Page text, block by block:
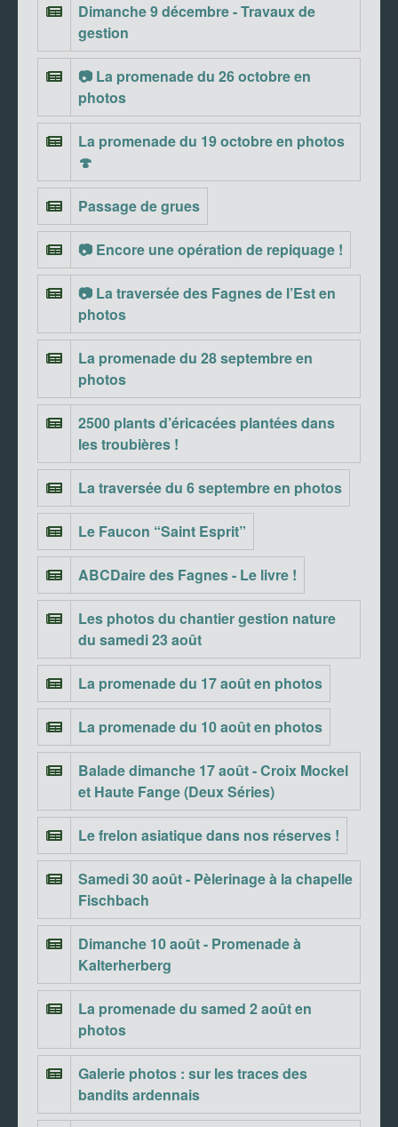
Dimanche 9 décembre - Travaux de
gestion
📷 La promenade du 26 octobre en
photos
La promenade du 19 octobre en photos
🍄
Passage de grues
📷 Encore une opération de repiquage !
📷 La traversée des Fagnes de l’Est en
photos
La promenade du 28 septembre en
photos
2500 plants d’éricacées plantées dans
les troubières !
La traversée du 6 septembre en photos
Le Faucon “Saint Esprit”
ABCDaire des Fagnes - Le livre !
Les photos du chantier gestion nature
du samedi 23 août
La promenade du 17 août en photos
La promenade du 10 août en photos
Balade dimanche 17 août - Croix Mockel
et Haute Fange (Deux Séries)
Le frelon asiatique dans nos réserves !
Samedi 30 août - Pèlerinage à la chapelle
Fischbach
Dimanche 10 août - Promenade à
Kalterherberg
La promenade du samed 2 août en
photos
Galerie photos : sur les traces des
bandits ardennais